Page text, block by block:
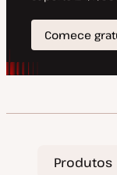
Produtos